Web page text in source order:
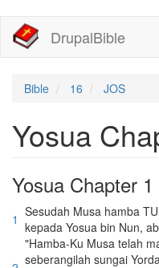
主
DrupalBible
Bible 16 JOS
Yosua
Yosua Chapter 1
1 Sesudah Musa hamba
kepada Yosua bin Nun,
"Hamba-Ku Musa telah
seberangilah sungai